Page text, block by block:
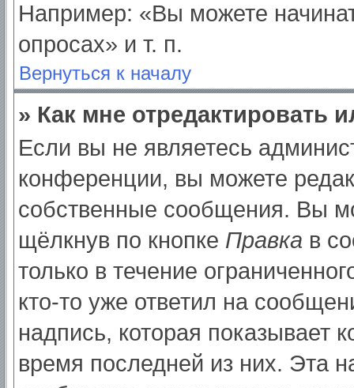
Например: «Вы можете
опросах» и т. п.
Вернуться к началу
» Как мне отредактировать
Если вы не являетесь
конференции, вы можете
собственные сообщения. Вы
щёлкнув по кнопке Правка в
только в течение
кто-то уже ответил на
надпись, которая показывает
время последней из них. Эта